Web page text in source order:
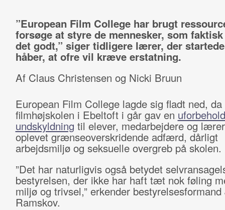
”European Film College har brugt
forsøge at styre de mennesker, som
det godt,” siger tidligere lærer, der
håber, at ofre vil kræve erstatning.
Af Claus Christensen og Nicki Bruun
European Film College lagde sig fladt ned, da
filmhøjskolen i Ebeltoft i går gav en
undskyldning til elever, medarbejdere og
oplevet grænseoverskridende adfærd, dårligt
arbejdsmiljø og seksuelle overgreb på skolen.
”Det har naturligvis også betydet
bestyrelsen, der ikke har haft tæt nok føling
miljø og trivsel,” erkender bestyrelsesformand
Ramskov.